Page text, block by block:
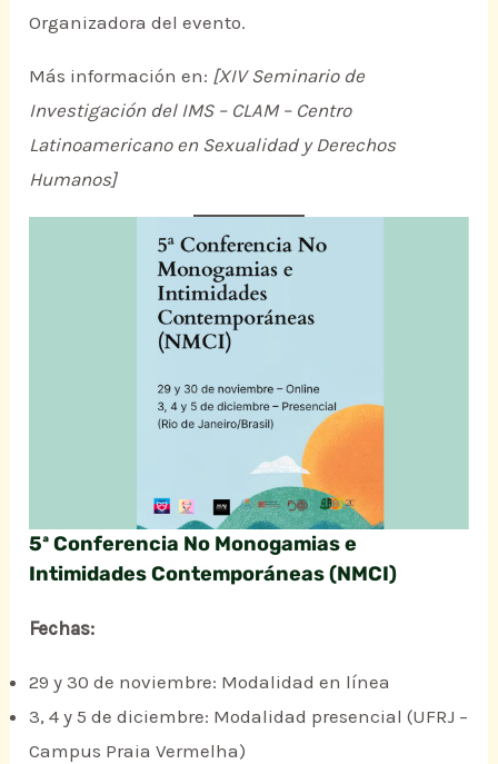
Organizadora del evento.
Más información en: [XIV Seminario de
Investigación del IMS – CLAM – Centro
Latinoamericano en Sexualidad y Derechos
Humanos]
5ª Conferencia No Monogamias e
Intimidades Contemporáneas (NMCI)
Fechas:
29 y 30 de noviembre: Modalidad en línea
3, 4 y 5 de diciembre: Modalidad presencial (UFRJ –
Campus Praia Vermelha)